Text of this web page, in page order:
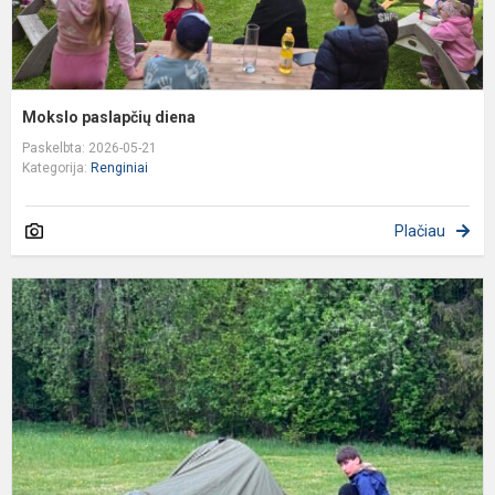
Mokslo paslapčių diena
Paskelbta: 2026-05-21
Kategorija: Renginiai
Plačiau